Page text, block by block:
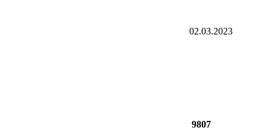
02.03.2023
9807